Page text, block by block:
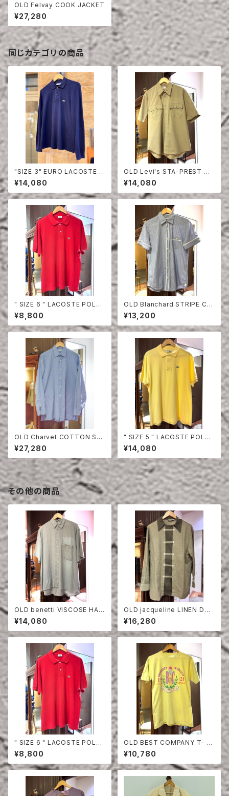
OLD Felvay COOK JACKET
¥27,280
同じカテゴリの商品
"SIZE 3" EURO LACOSTE P
OLO SHIRT LONG SLEEVE
¥14,080
OLD Levi's STA-PREST HA
LF SLEEVE SHIRT
¥14,080
" SIZE 6 " LACOSTE POLO
SHIRT RED
¥8,800
OLD Blanchard STRIPE CO
TTON HALF SLEEVE SHIRT
¥13,200
OLD Charvet COTTON SHI
RT
¥27,280
" SIZE 5 " LACOSTE POLO
SHIRT YELLOW
¥14,080
その他の商品
OLD benetti VISCOSE HAL
F SLEEVE SHIRT
¥14,080
OLD jacqueline LINEN DO
UBLE BREASTED SHIRT
¥16,280
" SIZE 6 " LACOSTE POLO
SHIRT RED
¥8,800
OLD BEST COMPANY T- S
HIRT
¥10,780